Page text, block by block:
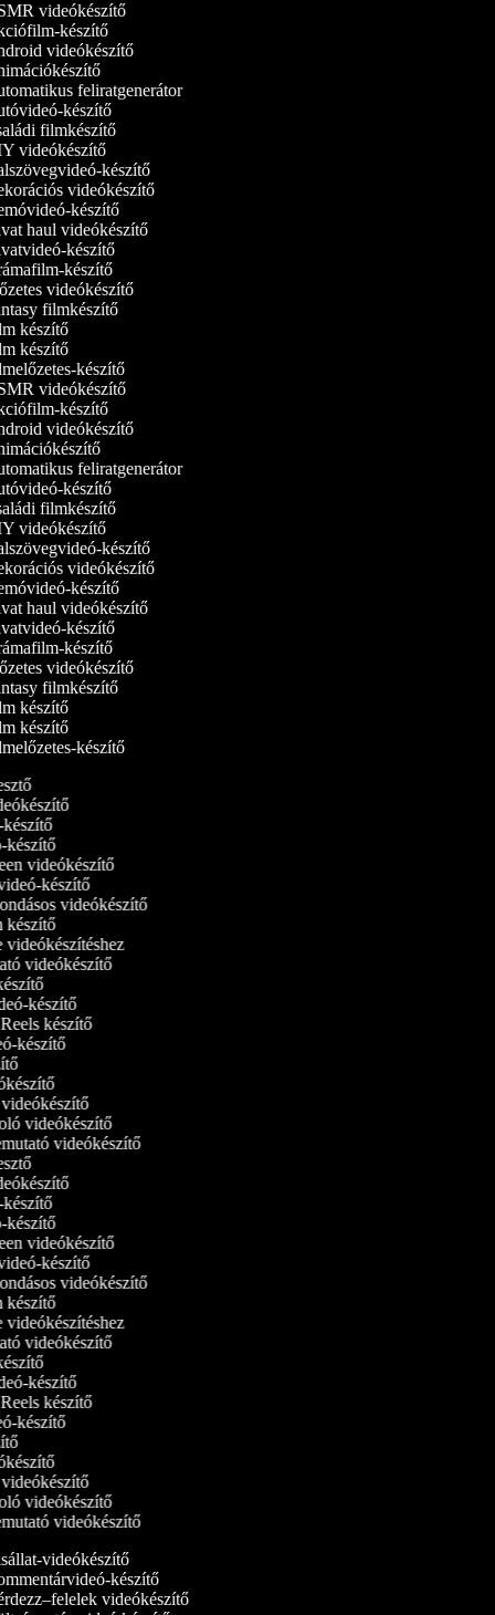
videókészítő
készítő
videókészítő
feliratgenerátor
készítő
filmkészítő
videókészítő
készítő
videókészítő
haul videókészítő
készítő
készítő
videókészítő
filmkészítő
készítő
készítő
készítő
videókészítő
készítő
videókészítő
feliratgenerátor
készítő
filmkészítő
videókészítő
készítő
videókészítő
haul videókészítő
készítő
készítő
videókészítő
filmkészítő
készítő
készítő
készítő
készítő
készítő
videókészítő
készítő
videókészítő
készítő
videókészítéshez
videókészítő
készítő
Reels készítő
készítő
videókészítő
videókészítő
videókészítő
készítő
készítő
videókészítő
készítő
videókészítő
készítő
videókészítéshez
videókészítő
készítő
Reels készítő
készítő
videókészítő
videókészítő
videókészítő
videókészítő
készítő
videókészítő